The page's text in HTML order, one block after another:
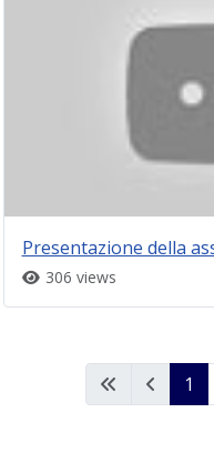
Presentazione della
306 views
1